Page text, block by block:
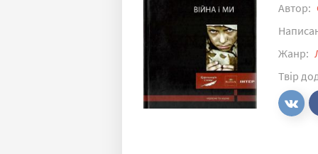
Автор:
Жанр:
Твір